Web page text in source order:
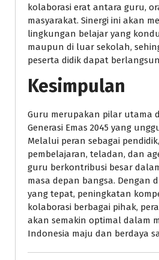
kolaborasi erat antara guru,
masyarakat. Sinergi ini akan
lingkungan belajar yang
maupun di luar sekolah,
peserta didik dapat
Kesimpulan
Guru merupakan pilar utama
Generasi Emas 2045 yang
Melalui peran sebagai
pembelajaran, teladan, dan
guru berkontribusi besar
masa depan bangsa. Dengan
yang tepat, peningkatan
kolaborasi berbagai pihak,
akan semakin optimal dalam
Indonesia maju dan berdaya